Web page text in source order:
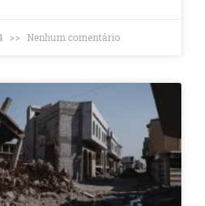
Nenhum comentário